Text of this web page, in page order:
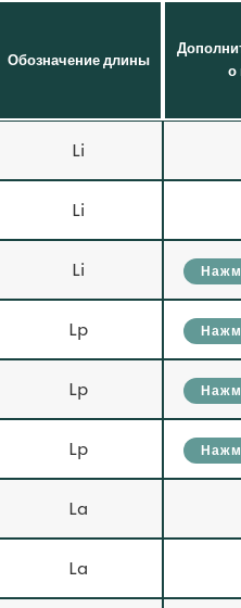
Обозначение длины
о
Li
Li
Li
Lp
Lp
Lp
La
La